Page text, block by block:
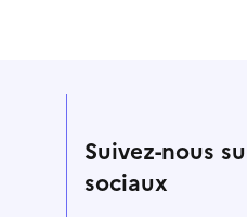
Suivez-nous
sociaux